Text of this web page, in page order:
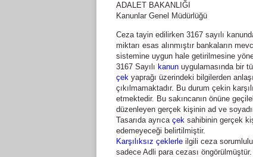
ADALET BAKANLIĞI
Kanunlar Genel Müdürlüğü
Ceza tayin edilirken 3167 sayılı
miktarı esas alınmıştır bankaların
sistemine uygun hale getirilmesine
3167 Sayılı kanun uygulamasında bir
çek yaprağı üzerindeki bilgilerden
çıkılmamaktadır. Bu durum çekin
etmektedir. Bu sakıncanın önüne
düzenleyen gerçek kişinin ad ve
Tasarıda ayrıca çek sahibinin gerçek
edemeyeceği belirtilmiştir.
Karşılıksız çeklerle ilgili ceza
sadece Adli para cezası